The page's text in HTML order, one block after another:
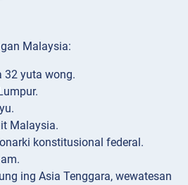
Malaysia:
32 yuta wong.
Malaysia.
konstitusional federal.
ing Asia Tenggara, wewatesan